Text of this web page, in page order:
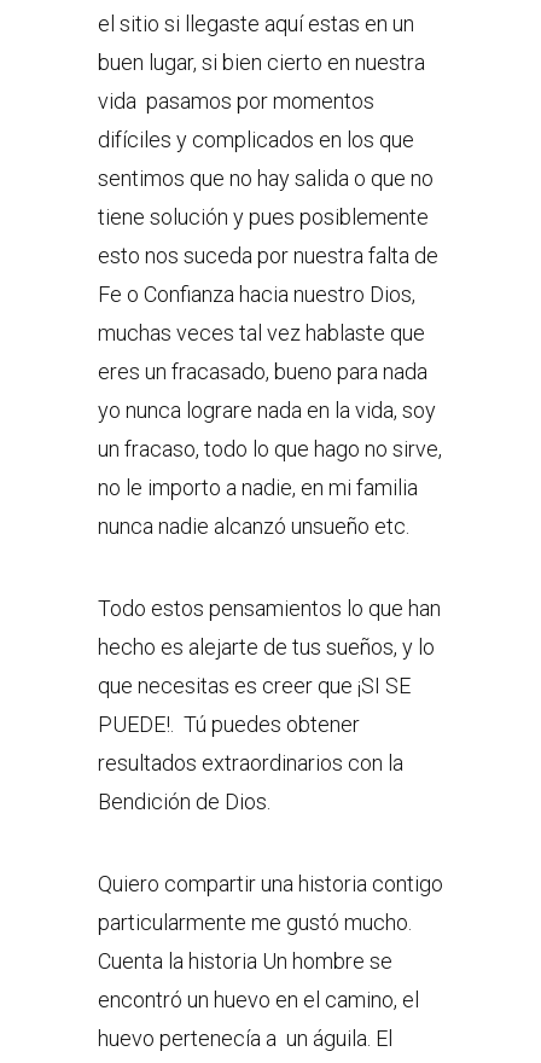
el sitio si llegaste aquí estas en un
buen lugar, si bien cierto en nuestra
vida pasamos por momentos
difíciles y complicados en los que
sentimos que no hay salida o que no
tiene solución y pues posiblemente
esto nos suceda por nuestra falta de
Fe o Confianza hacia nuestro Dios,
muchas veces tal vez hablaste que
eres un fracasado, bueno para nada
yo nunca lograre nada en la vida, soy
un fracaso, todo lo que hago no sirve,
no le importo a nadie, en mi familia
nunca nadie alcanzó unsueño etc.
Todo estos pensamientos lo que han
hecho es alejarte de tus sueños, y lo
que necesitas es creer que ¡SI SE
PUEDE!. Tú puedes obtener
resultados extraordinarios con la
Bendición de Dios.
Quiero compartir una historia contigo
particularmente me gustó mucho.
Cuenta la historia Un hombre se
encontró un huevo en el camino, el
huevo pertenecía a un águila. El